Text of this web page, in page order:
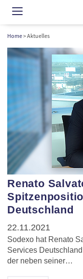
Home> Aktuelles
Renato
Deutschland
22.11.2021
Sodexo hat Renato
Services
der neben seiner…